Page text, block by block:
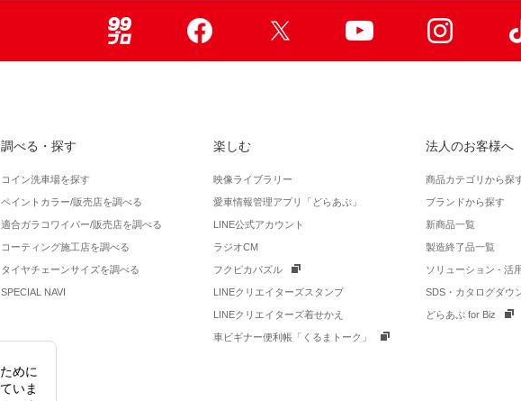
調べる・探す
コイン洗車場を探す
ペイントカラー/販売店を調べる
適合ガラコワイパー/販売店を調べる
コーティング施工店を調べる
タイヤチェーンサイズを調べる
SPECIAL NAVI
楽しむ
映像ライブラリー
愛車情報管理アプリ「どらあぷ」
LINE公式アカウント
ラジオCM
フクピカパズル
LINEクリエイターズスタンプ
LINEクリエイターズ着せかえ
車ビギナー便利帳「くるまトーク」
法人のお客様へ
商品カテゴリから探
ブランドから探す
新商品一覧
製造終了品一覧
ソリューション - 活
SDS・カタログダウ
どらあぷ for Biz